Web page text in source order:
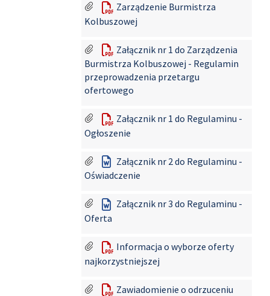
Zarządzenie Burmistrza
Kolbuszowej
Załącznik nr 1 do Zarządzenia
Burmistrza Kolbuszowej - Regulamin
przeprowadzenia przetargu
ofertowego
Załącznik nr 1 do Regulaminu -
Ogłoszenie
Załącznik nr 2 do Regulaminu -
Oświadczenie
Załącznik nr 3 do Regulaminu -
Oferta
Informacja o wyborze oferty
najkorzystniejszej
Zawiadomienie o odrzuceniu